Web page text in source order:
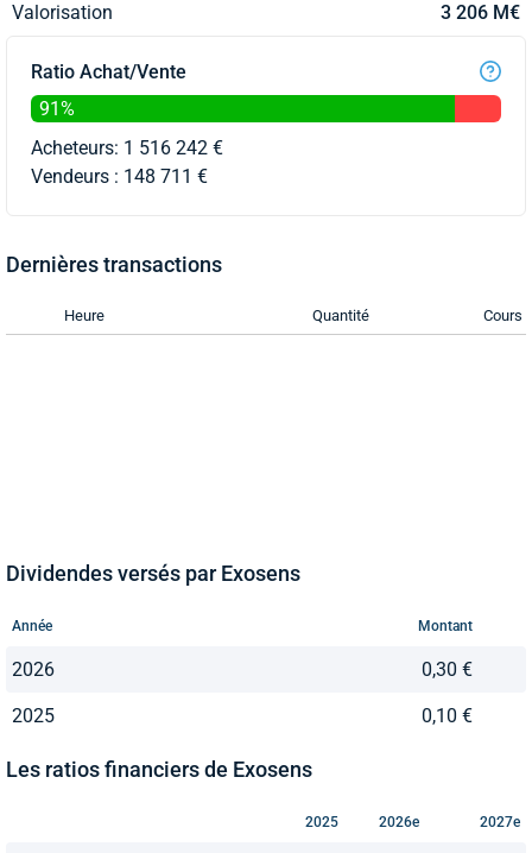
Valorisation 3 206 M€
Ratio Achat/Vente
91%
Acheteurs: 1 516 242 €
Vendeurs : 148 711 €
Dernières transactions
Heure Quantité Cours
Dividendes versés par Exosens
Année Montant
2026 0,30 €
2025 0,10 €
Les ratios financiers de Exosens
2025 2026e 2027e